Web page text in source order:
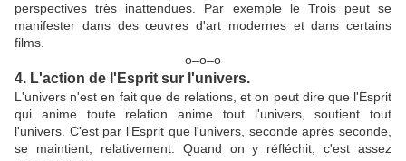
perspectives très inattendues. Par exemple le Trois peut se
manifester dans des œuvres d'art modernes et dans certains
films.
ο–ο–ο
4. L'action de l'Esprit sur l'univers.
L'univers n'est en fait que de relations, et on peut dire que l'Esprit
qui anime toute relation anime tout l'univers, soutient tout
l'univers. C'est par l'Esprit que l'univers, seconde après seconde,
se maintient, relativement. Quand on y réfléchit, c'est assez